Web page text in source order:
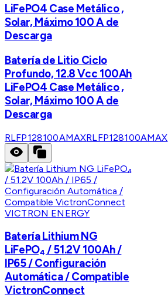
LiFePO4 Case Metálico ,
Solar, Máximo 100 A de
Descarga
Batería de Litio Ciclo
Profundo, 12.8 Vcc 100Ah
LiFePO4 Case Metálico ,
Solar, Máximo 100 A de
Descarga
RLFP128100AMAXRLFP128100AMAX
VICTRON ENERGY
Batería Lithium NG
LiFePO₄ / 51.2V 100Ah /
IP65 / Configuración
Automática / Compatible
VictronConnect